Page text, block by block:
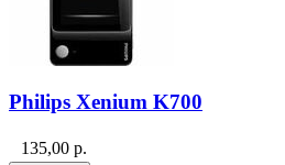
Philips Xenium K700
135,00 р.